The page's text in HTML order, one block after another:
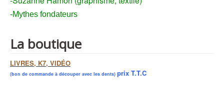
-Mythes fondateurs
La boutique
LIVRES, K7, VIDÉO
(bon de commande à découper avec les dents) prix T.T.C